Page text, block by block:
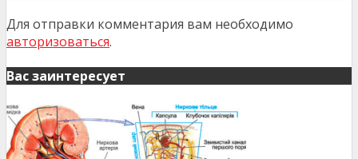
Для отправки комментария вам необходимо
авторизоваться.
Вас заинтересует